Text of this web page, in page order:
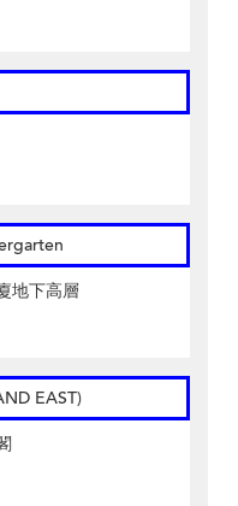
地下高層
EAST)